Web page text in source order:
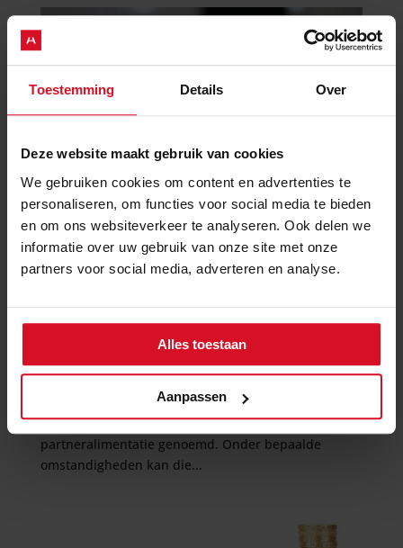
Toestemming Details Over
Deze website maakt gebruik van cookies
We gebruiken cookies om content en advertenties te
personaliseren, om functies voor social media te bieden
en om ons websiteverkeer te analyseren. Ook delen we
informatie over uw gebruik van onze site met onze
partners voor social media, adverteren en analyse.
Alles toestaan
Aanpassen
familierecht
Indien een huwelijk of geregistreerd partnerschap
partners aan de ander een bijdrage in diens
levensonderhoud moet betalen. Dat wordt ook wel
partneralimentatie genoemd. Onder bepaalde
omstandigheden kan die...